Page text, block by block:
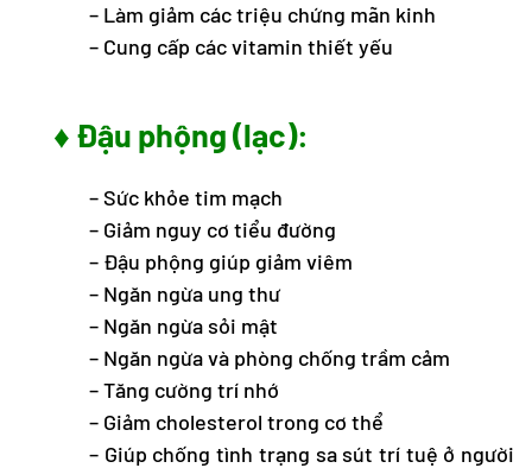
– Làm giảm các triệu chứng mãn kinh
– Cung cấp các vitamin thiết yếu
♦ Đậu phộng (lạc):
– Sức khỏe tim mạch
– Giảm nguy cơ tiểu đường
– Đậu phộng giúp giảm viêm
– Ngăn ngừa ung thư
– Ngăn ngừa sỏi mật
– Ngăn ngừa và phòng chống trầm cảm
– Tăng cường trí nhớ
– Giảm cholesterol trong cơ thể
– Giúp chống tình trạng sa sút trí tuệ ở người